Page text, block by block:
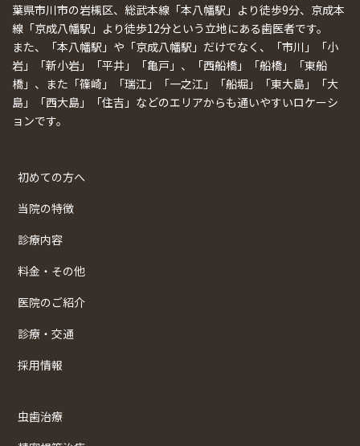
葉県市川市の岩槻区、総武本線「本八幡駅」より徒歩9分、京成本
線「京成八幡駅」より徒歩12分という立地にある歯医者です。
また、「本八幡駅」や「京成八幡駅」だけでなく、「市川」「小
岩」「新小岩」「平井」「亀戸」、「西船橋」「船橋」「東船
橋」、また「篠崎」「瑞江」「一之江」「船堀」「東大島」「大
島」「西大島」「住吉」などのエリアからも通いやすいロケーシ
ョンです。
初めての方へ
当院の特徴
診療内容
料金・その他
医院のご紹介
診療・交通
採用情報
虫歯治療